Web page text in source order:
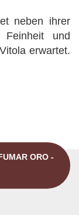
neben ihrer
und
erwartet.
ORO -